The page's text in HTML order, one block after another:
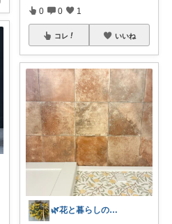
0 0 1
コレ いいね
🌿花と暮らしのアトリエ